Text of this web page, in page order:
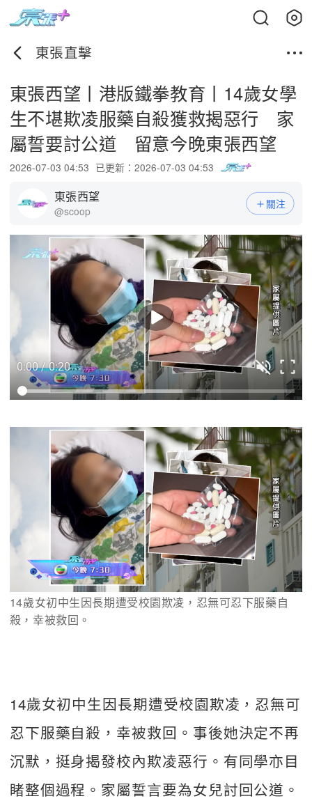
東張直擊
東張西望丨港版鐵拳教育丨14歲女學
生不堪欺凌服藥自殺獲救揭惡行 家
屬誓要討公道 留意今晚東張西望
2026-07-03 04:53 已更新：2026-07-03 04:53
東張西望
@scoop
關注
0:00 / 0:20
14歲女初中生因長期遭受校園欺凌，忍無可忍下服藥自
殺，幸被救回。
14歲女初中生因長期遭受校園欺凌，忍無可
忍下服藥自殺，幸被救回。事後她決定不再
沉默，挺身揭發校內欺凌惡行。有同學亦目
睹整個過程。家屬誓言要為女兒討回公道。